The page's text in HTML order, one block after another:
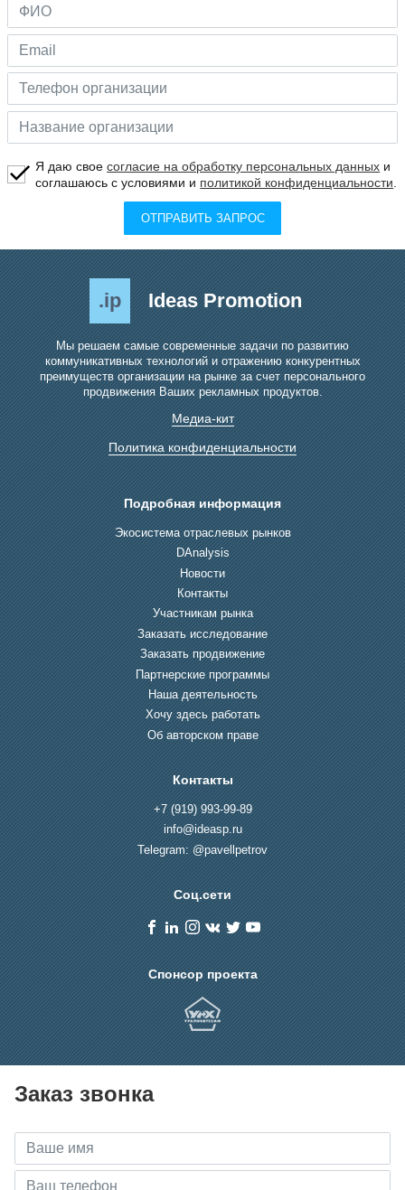
Я даю своесогласие на обработку персональных данных и
соглашаюсь с условиями и политикой конфиденциальности
ОТПРАВИТЬ ЗАПРОС
.ip Ideas Promotion
Мы решаем самые современные задачи по развитию
коммуникативных технологий и отражению конкурентных
преимуществ организации на рынке за счет персонального
продвижения Ваших рекламных продуктов.
Медиа-кит
Политика конфиденциальности
Подробная информация
Экосистема отраслевых рынков
DAnalysis
Новости
Контакты
Участникам рынка
Заказать исследование
Заказать продвижение
Партнерские программы
Наша деятельность
Хочу здесь работать
Об авторском праве
Контакты
+7 (919) 993-99-89
info@ideasp.ru
Telegram: @pavellpetrov
Соц.сети
Спонсор проекта
Заказ звонка